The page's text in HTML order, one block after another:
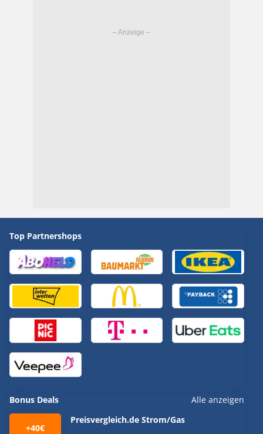
Top Partnershops
Bonus Deals Alle anzeigen
+40€
Preisvergleich.de Strom/Gas